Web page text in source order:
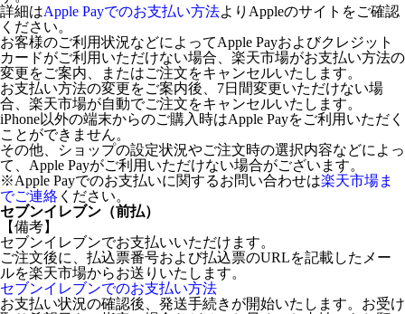
詳細はApple Payでのお支払い方法よりAppleのサイトをご確認
ください。
お客様のご利用状況などによってApple Payおよびクレジット
カードがご利用いただけない場合、楽天市場がお支払い方法の
変更をご案内、またはご注文をキャンセルいたします。
お支払い方法の変更をご案内後、7日間変更いただけない場
合、楽天市場が自動でご注文をキャンセルいたします。
iPhone以外の端末からのご購入時はApple Payをご利用いただく
ことができません。
その他、ショップの設定状況やご注文時の選択内容などによっ
て、Apple Payがご利用いただけない場合がございます。
※Apple Payでのお支払いに関するお問い合わせは楽天市場ま
でご連絡 ください。
セブンイレブン（前払）
【備考】
セブンイレブンでお支払いいただけます。
ご注文後に、払込票番号および払込票のURLを記載したメー
ルを楽天市場からお送りいたします。
セブンイレブンでのお支払い方法
お支払い状況の確認後、発送手続きが開始いたします。お受け